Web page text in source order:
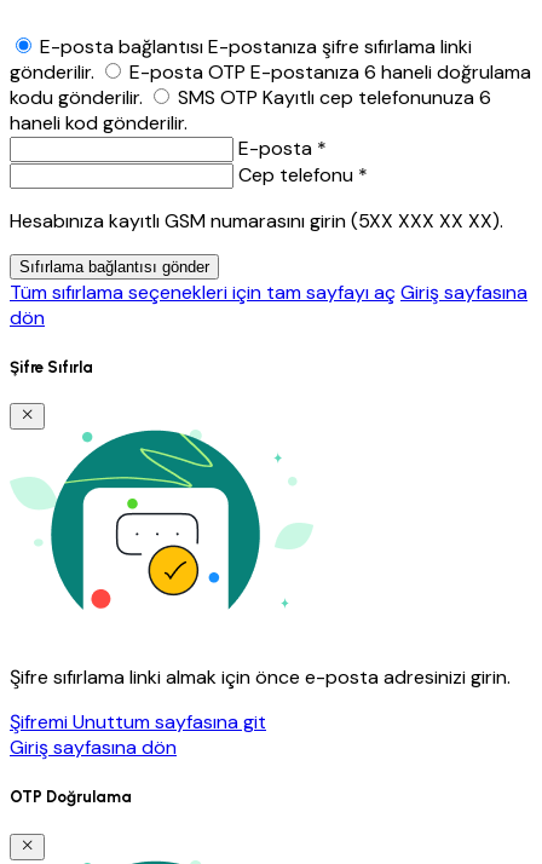
E-posta bağlantısıE-postanıza şifre sıfırlama linki
gönderilir.
E-posta OTP E-postanıza 6 haneli doğrulama
kodu gönderilir.
SMS OTP Kayıtlı cep telefonunuza 6
haneli kod gönderilir.
E-posta *
Cep telefonu *
Hesabınıza kayıtlı GSM numarasını girin (5XX XXX XX XX).
Sıfırlama bağlantısı gönder
Tüm sıfırlama seçenekleri için tam sayfayı açGiriş sayfasına
dön
Şifre Sıfırla
Şifre sıfırlama linki almak için önce e-posta adresinizi girin.
Şifremi Unuttum sayfasına git
Giriş sayfasına dön
OTP Doğrulama